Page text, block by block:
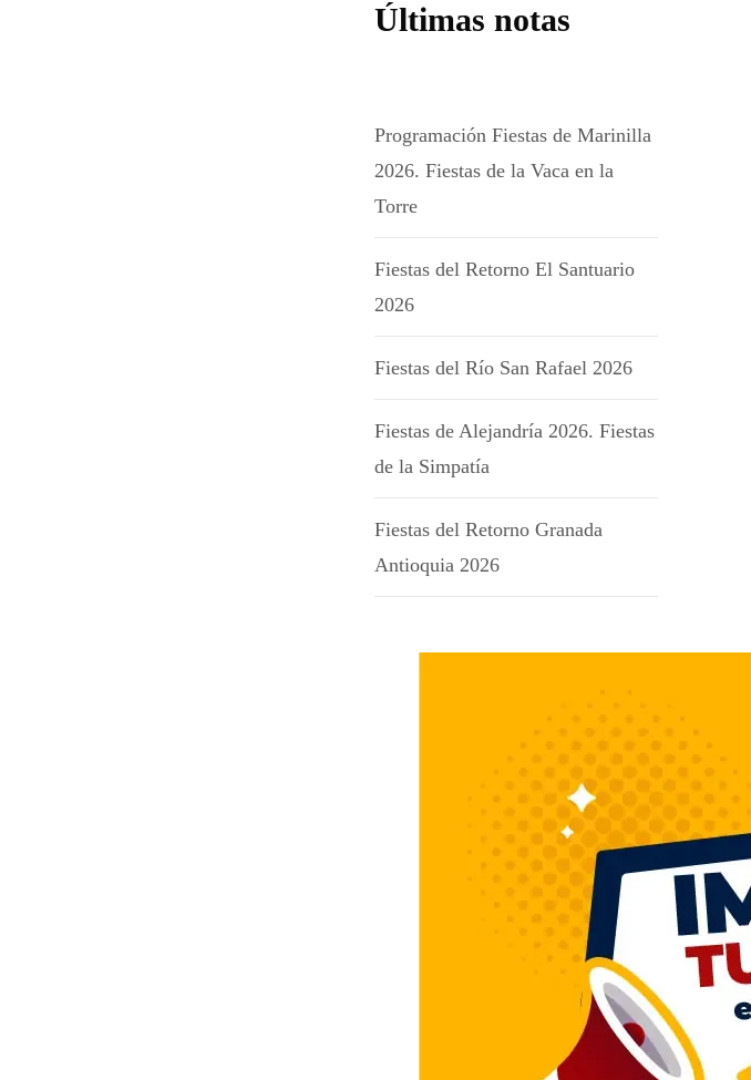
Últimas notas
Programación Fiestas de Marinilla
2026. Fiestas de la Vaca en la
Torre
Fiestas del Retorno El Santuario
2026
Fiestas del Río San Rafael 2026
Fiestas de Alejandría 2026. Fiestas
de la Simpatía
Fiestas del Retorno Granada
Antioquia 2026